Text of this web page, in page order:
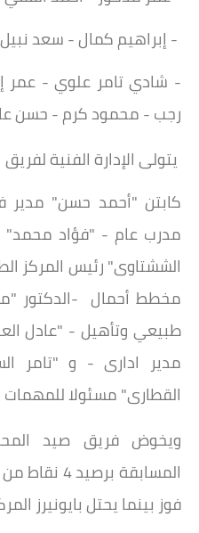
- إبراهيم كمال - سعد نبيل
- شادي تامر علوي - عمر
رجب - محمود كرم - حسن
يتولى الإدارة الفنية
كابتن "أحمد حسن"
مدرب عام - "فؤاد
الششتاوى" رئيس المركز
مخطط أحمال -الدكتور
طبيعي وتأهيل - "عادل
مدير ادارى - و "تامر
القطارى" مسئولا للمهمات
ويخوض فريق صيد
المسابقة
فوز بينما يحتل بايونيرز المركز